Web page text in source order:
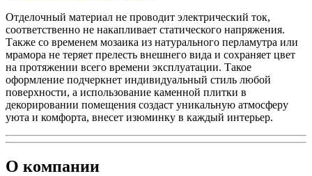
Отделочный материал не проводит электрический ток,
соответственно не накапливает статического напряжения.
Также со временем мозаика из натурального перламутра или
мрамора не теряет прелесть внешнего вида и сохраняет цвет
на протяжении всего времени эксплуатации. Такое
оформление подчеркнет индивидуальный стиль любой
поверхности, а использование каменной плитки в
декорировании помещения создаст уникальную атмосферу
уюта и комфорта, внесет изюминку в каждый интерьер.
О компании